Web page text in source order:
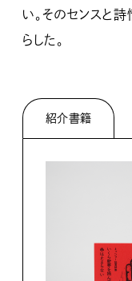
い。そのセンスと
らした。
紹介書籍